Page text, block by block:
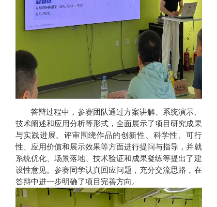
答辩过程中，参赛团队通过方案讲解、系统演示、
技术阐述和应用分析等形式，全面展示了项目研究成果
与实践进展。评审围绕作品的创新性、科学性、可行
性、应用价值和展示效果等方面进行提问与指导，并就
系统优化、场景落地、技术验证和成果凝练等提出了建
设性意见。参赛同学认真回应问题，充分交流思路，在
答辩中进一步明确了项目完善方向。